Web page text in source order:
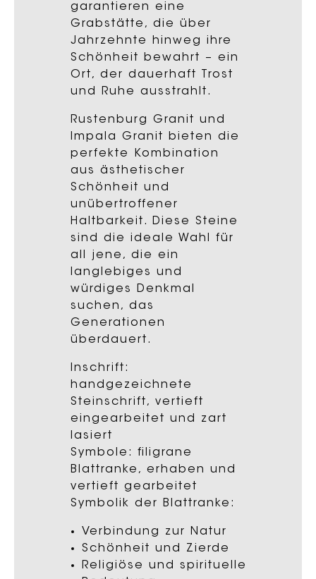
garantieren eine
Grabstätte, die über
Jahrzehnte hinweg ihre
Schönheit bewahrt – ein
Ort, der dauerhaft Trost
und Ruhe ausstrahlt.
Rustenburg Granit und
Impala Granit bieten die
perfekte Kombination
aus ästhetischer
Schönheit und
unübertroffener
Haltbarkeit. Diese Steine
sind die ideale Wahl für
all jene, die ein
langlebiges und
würdiges Denkmal
suchen, das
Generationen
überdauert.
Inschrift:
handgezeichnete
Steinschrift, vertieft
eingearbeitet und zart
lasiert
Symbole: filigrane
Blattranke, erhaben und
vertieft gearbeitet
Symbolik der Blattranke:
Verbindung zur Natur
Schönheit und Zierde
Religiöse und spirituelle